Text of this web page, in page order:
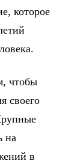
которое
чтобы
своего
на
в